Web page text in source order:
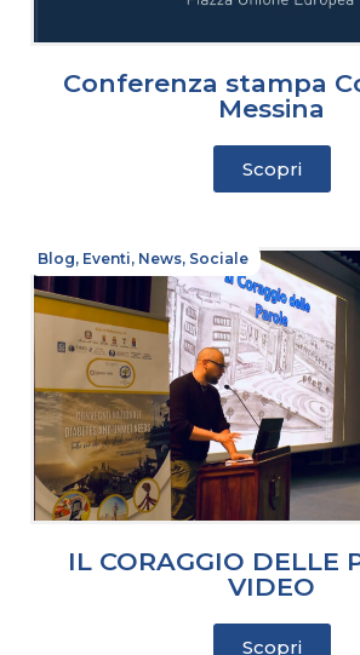
Conferenza stampa
Messina
Scopri
Blog, Eventi, News, Sociale
IL CORAGGIO DELLE
VIDEO
Scopri